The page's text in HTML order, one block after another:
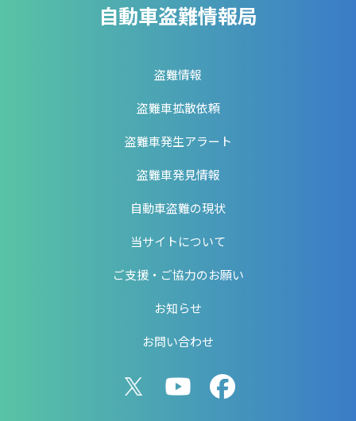
自動車盗難情報局
盗難情報
盗難車拡散依頼
盗難車発生アラート
盗難車発見情報
自動車盗難の現状
当サイトについて
ご支援・ご協力のお願い
お知らせ
お問い合わせ